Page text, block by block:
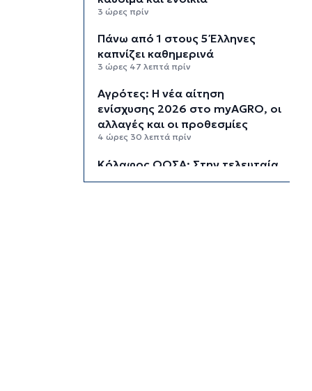
3 ώρες πρίν
Πάνω από 1 στους 5 Έλληνες
καπνίζει καθημερινά
3 ώρες 47 λεπτά πρίν
Αγρότες: Η νέα αίτηση
ενίσχυσης 2026 στο myAGRO, οι
αλλαγές και οι προθεσμίες
4 ώρες 30 λεπτά πρίν
Κόλαφος ΟΟΣΑ: Στην τελευταία
θέση η Ελλάδα για το